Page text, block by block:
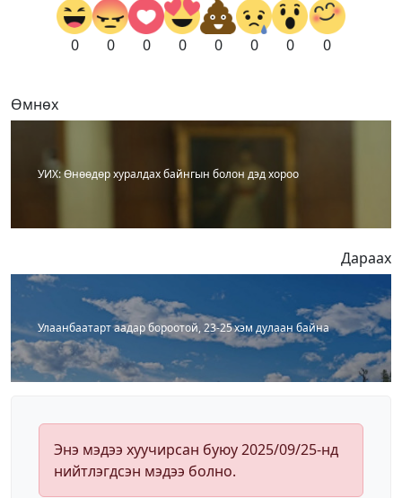
0 0 0 0 0 0 0 0
Өмнөх
УИХ: Өнөөдөр хуралдах байнгын болон дэд хороо
Дараах
Улаанбаатарт аадар бороотой, 23-25 хэм дулаан байна
Энэ мэдээ хуучирсан буюу 2025/09/25-нд
нийтлэгдсэн мэдээ болно.